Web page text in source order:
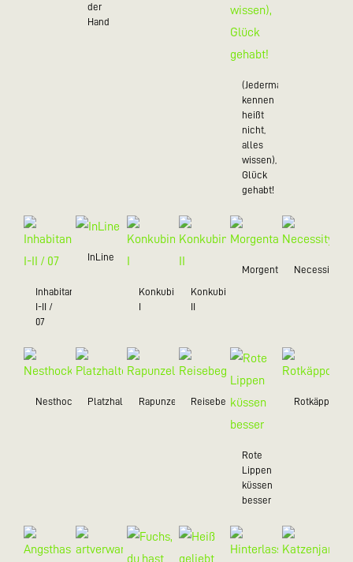
der
Hand
(Jedermann
kennen
heißt
nicht,
alles
wissen),
Glück
gehabt!
Inhabitant
I-II /
07
InLine
Konkubine
I
Konkubine
II
Morgentau Necessity
Nesthocker Platzhalter Rapunzel Reisebegleiter
Rote
Lippen
küssen
besser
Rotkäppchen